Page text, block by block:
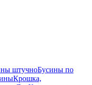
штучноБусины по
Крошка,